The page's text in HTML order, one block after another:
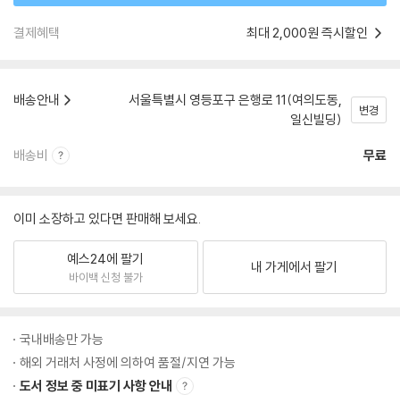
결제혜택 최대 2,000원 즉시할인
배송안내
서울특별시 영등포구 은행로 11(여의도동,
일신빌딩)
변경
배송비 무료
이미 소장하고 있다면 판매해 보세요.
예스24에 팔기
바이백 신청 불가
내 가게에서 팔기
국내배송만 가능
해외 거래처 사정에 의하여 품절/지연 가능
도서 정보 중 미표기 사항 안내